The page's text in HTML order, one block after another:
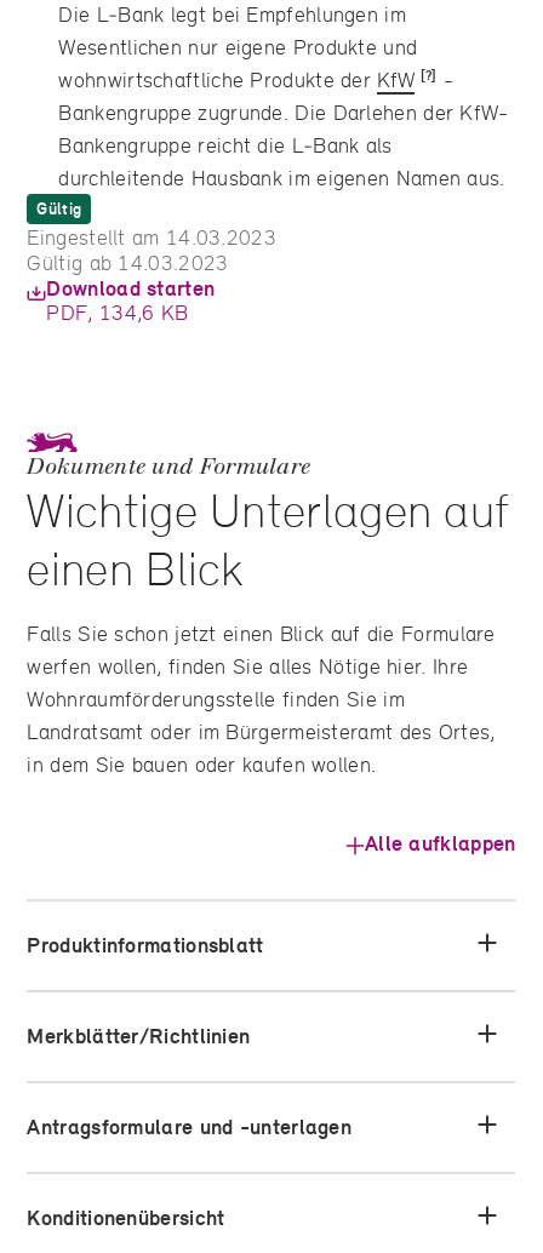
Die L‑Bank legt bei Empfehlungen im
Wesentlichen nur eigene Produkte und
wohnwirtschaftliche Produkte der KfW
-
Bankengruppe zugrunde. Die Darlehen der KfW-
Bankengruppe reicht die L‑Bank als
durchleitende Hausbank im eigenen Namen aus.
Gültig
Eingestellt am 14.03.2023
Gültig ab 14.03.2023
Download starten
PDF, 134,6 KB
Dokumente und Formulare
Wichtige Unterlagen auf
einen Blick
Falls Sie schon jetzt einen Blick auf die Formulare
werfen wollen, finden Sie alles Nötige hier. Ihre
Wohnraumförderungsstelle finden Sie im
Landratsamt oder im Bürgermeisteramt des Ortes,
in dem Sie bauen oder kaufen wollen.
Alle aufklappen
Produktinformationsblatt
Merkblätter/Richtlinien
Antragsformulare und -unterlagen
Konditionenübersicht